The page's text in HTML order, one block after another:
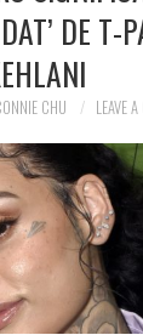
DE T-
CHU LEAVE